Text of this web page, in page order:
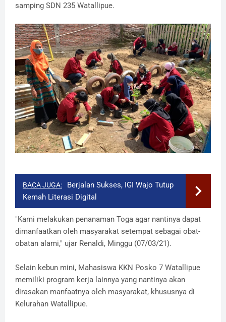
samping SDN 235 Watallipue.
BACA JUGA:
Berjalan Sukses, IGI Wajo Tutup
Kemah Literasi Digital
"Kami melakukan penanaman Toga agar nantinya dapat
dimanfaatkan oleh masyarakat setempat sebagai obat-
obatan alami," ujar Renaldi, Minggu (07/03/21).
Selain kebun mini, Mahasiswa KKN Posko 7 Watallipue
memiliki program kerja lainnya yang nantinya akan
dirasakan manfaatnya oleh masyarakat, khususnya di
Kelurahan Watallipue.